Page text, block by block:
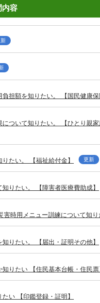
内容
担額を知りたい。 【国民健康保
ついて知りたい。 【ひとり親
たい。 【福祉給付金】 更新
りたい。 【障害者医療費助成】
害時用メニュー訓練について知り
りたい。 【届出・証明その他】
りたい 【住民基本台帳・住民票
い 【印鑑登録・証明】